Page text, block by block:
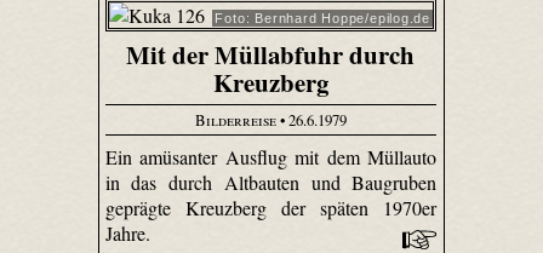
Foto: Bernhard Hoppe/epilog.de
Mit der Müllabfuhr durch
Kreuzberg
Bilderreise• 26.6.1979
Ein amüsanter Ausflug mit dem Müllauto
in das durch Altbauten und Baugruben
geprägte Kreuzberg der späten 1970er
Jahre.